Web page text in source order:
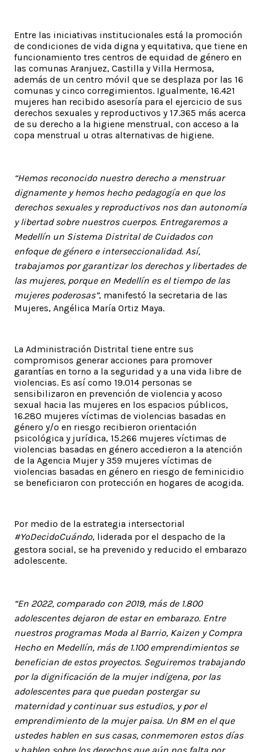
Entre las iniciativas institucionales está la promoción
de condiciones de vida digna y equitativa, que tiene en
funcionamiento tres centros de equidad de género en
las comunas Aranjuez, Castilla y Villa Hermosa,
además de un centro móvil que se desplaza por las 16
comunas y cinco corregimientos. Igualmente, 16.421
mujeres han recibido asesoría para el ejercicio de sus
derechos sexuales y reproductivos y 17.365 más acerca
de su derecho a la higiene menstrual, con acceso a la
copa menstrual u otras alternativas de higiene.
“Hemos reconocido nuestro derecho a menstruar
dignamente y hemos hecho pedagogía en que los
derechos sexuales y reproductivos nos dan autonomía
y libertad sobre nuestros cuerpos. Entregaremos a
Medellín un Sistema Distrital de Cuidados con
enfoque de género e interseccionalidad. Así,
trabajamos por garantizar los derechos y libertades de
las mujeres, porque en Medellín es el tiempo de las
mujeres poderosas”, manifestó la secretaria de las
Mujeres, Angélica María Ortiz Maya.
La Administración Distrital tiene entre sus
compromisos generar acciones para promover
garantías en torno a la seguridad y a una vida libre de
violencias. Es así como 19.014 personas se
sensibilizaron en prevención de violencia y acoso
sexual hacia las mujeres en los espacios públicos,
16.280 mujeres víctimas de violencias basadas en
género y/o en riesgo recibieron orientación
psicológica y jurídica, 15.266 mujeres víctimas de
violencias basadas en género accedieron a la atención
de la Agencia Mujer y 359 mujeres víctimas de
violencias basadas en género en riesgo de feminicidio
se beneficiaron con protección en hogares de acogida.
Por medio de la estrategia intersectorial
#YoDecidoCuándo, liderada por el despacho de la
gestora social, se ha prevenido y reducido el embarazo
adolescente.
“En 2022, comparado con 2019, más de 1.800
adolescentes dejaron de estar en embarazo. Entre
nuestros programas Moda al Barrio, Kaizen y Compra
Hecho en Medellín, más de 1.100 emprendimientos se
benefician de estos proyectos. Seguiremos trabajando
por la dignificación de la mujer indígena, por las
adolescentes para que puedan postergar su
maternidad y continuar sus estudios, y por el
emprendimiento de la mujer paisa. Un 8M en el que
ustedes hablen en sus casas, conmemoren estos días
y hablen sobre los derechos que aún nos falta por